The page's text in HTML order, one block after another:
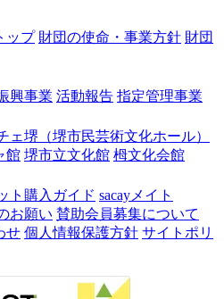
ップ 財団の使命・事業方針 財団
興事業 活動報告 指定管理事業
ェ堺（堺市民芸術文化ホール）
館 堺市立文化館 栂文化会館
ト購入ガイド sacayメイト
お願い 賛助会員募集について
せ 個人情報保護方針 サイトポリ